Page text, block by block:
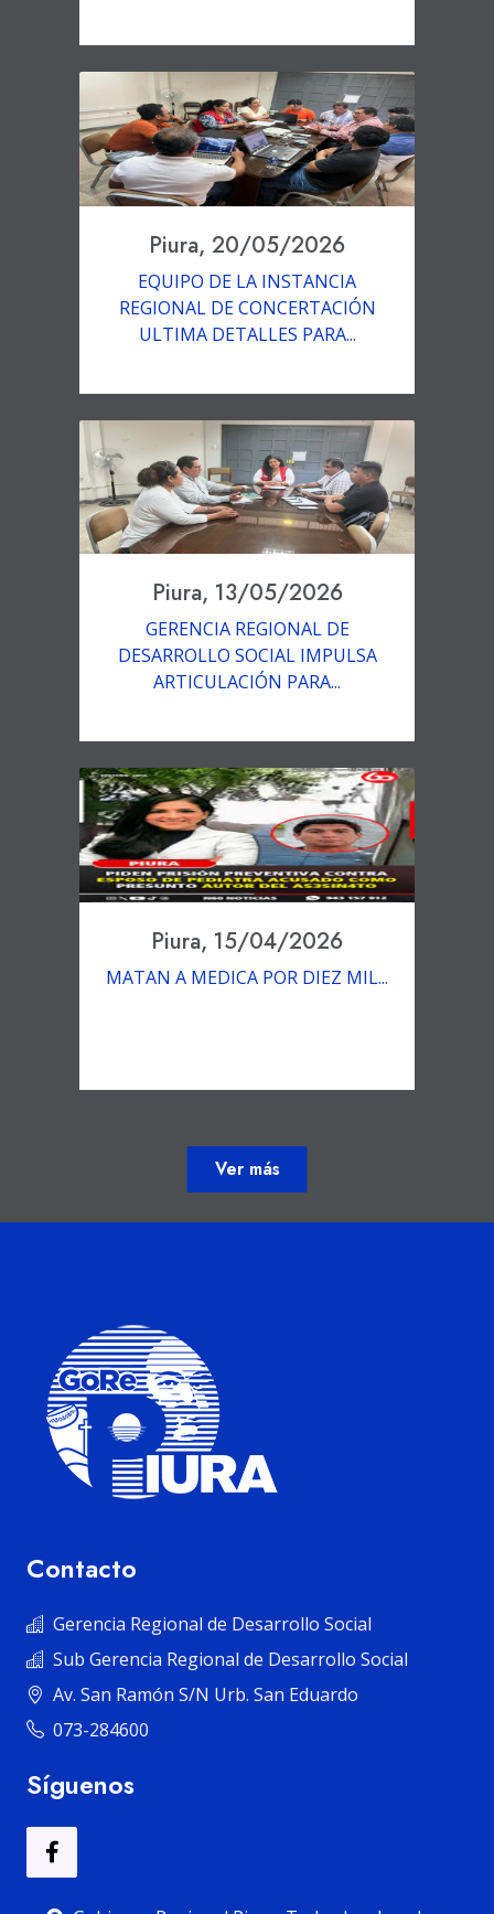
Piura, 20/05/2026
EQUIPO DE LA INSTANCIA
REGIONAL DE CONCERTACIÓN
ULTIMA DETALLES PARA...
Piura, 13/05/2026
GERENCIA REGIONAL DE
DESARROLLO SOCIAL IMPULSA
ARTICULACIÓN PARA...
Piura, 15/04/2026
MATAN A MEDICA POR DIEZ MIL...
Ver más
Contacto
Gerencia Regional de Desarrollo Social
Sub Gerencia Regional de Desarrollo Social
Av. San Ramón S/N Urb. San Eduardo
073-284600
Síguenos